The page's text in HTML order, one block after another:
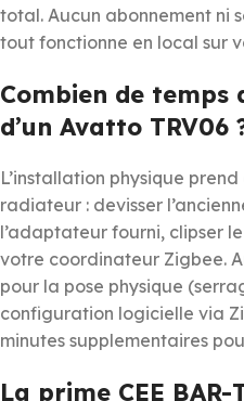
total. Aucun abonnement ni
tout fonctionne en local sur
Combien de temps
d’un Avatto TRV06
L’installation physique
radiateur : devisser
l’adaptateur fourni, clipser
votre coordinateur Zigbee.
pour la pose physique
configuration logicielle via
minutes supplementaires
La prime CEE